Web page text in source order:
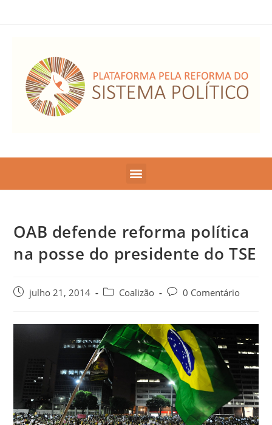
OAB defende reforma política
na posse do presidente do TSE
julho 21, 2014 Coalizão 0 Comentário